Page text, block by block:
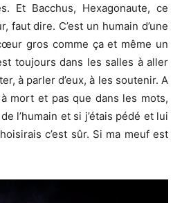
Et Bacchus, Hexagonaute, ce
faut dire. C’est un humain d’une
gros comme ça et même un
toujours dans les salles à aller
à parler d’eux, à les soutenir. A
mort et pas que dans les mots,
l’humain et si j’étais pédé et lui
c’est sûr. Si ma meuf est